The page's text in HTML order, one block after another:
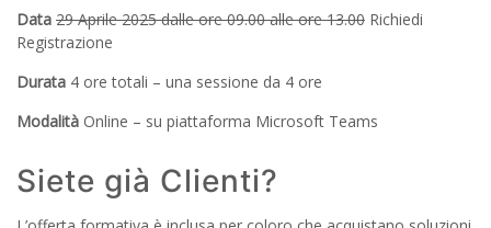
Data 29 Aprile 2025 dalle ore 09.00 alle ore 13.00 Richiedi
Registrazione
Durata 4 ore totali – una sessione da 4 ore
Modalità Online – su piattaforma Microsoft Teams
Siete già Clienti?